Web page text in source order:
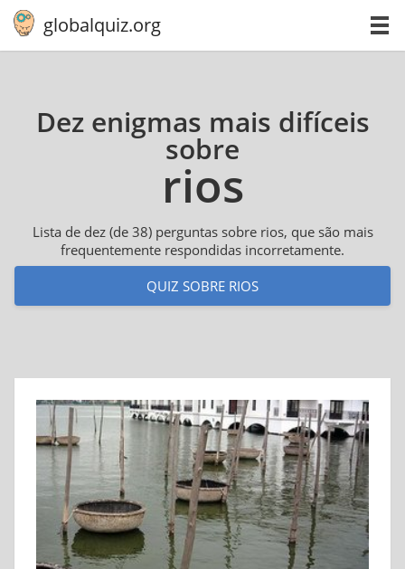
globalquiz.org
Dez enigmas mais difíceis
sobre
rios
Lista de dez (de 38) perguntas sobre rios, que são mais
frequentemente respondidas incorretamente.
QUIZ SOBRE RIOS